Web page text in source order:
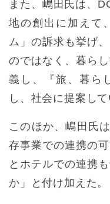
また、嶋田氏は、
地の創出に加えて
ム」の訴求も挙げ
のではなく、暮ら
義し、『旅、暮ら
し、社会に提案し
このほか、嶋田氏
存事業での連携の
とホテルでの連携
か」と付け加えた。